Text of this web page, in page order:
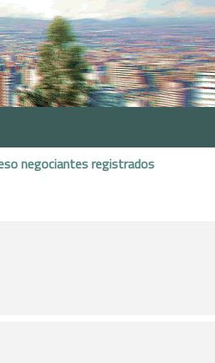
negociantes registrados